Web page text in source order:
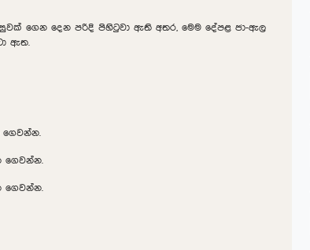
ගෙන දෙන පරිදි පිහිටුවා ඇති අතර, මෙම දේපළ ජා-ඇල
ඇත.
ගෙවන්න.
ගෙවන්න.
ගෙවන්න.